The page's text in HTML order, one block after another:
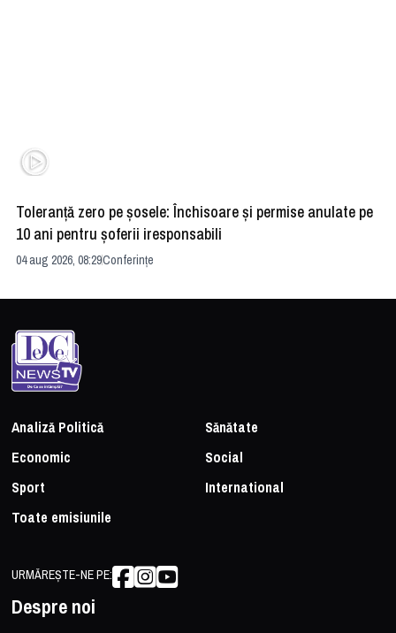
Toleranță zero pe șosele: Închisoare și permise anulate pe
10 ani pentru șoferii iresponsabili
04 aug 2026, 08:29Conferințe
Analiză Politică
Sănătate
Economic
Social
Sport
International
Toate emisiunile
URMĂREȘTE-NE PE:
Despre noi